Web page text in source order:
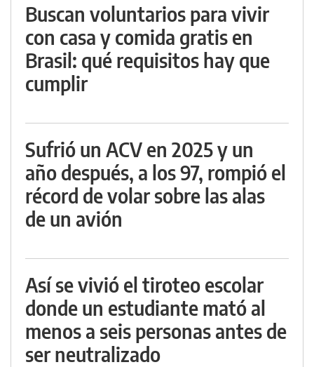
Buscan voluntarios para vivir
con casa y comida gratis en
Brasil: qué requisitos hay que
cumplir
Sufrió un ACV en 2025 y un
año después, a los 97, rompió el
récord de volar sobre las alas
de un avión
Así se vivió el tiroteo escolar
donde un estudiante mató al
menos a seis personas antes de
ser neutralizado